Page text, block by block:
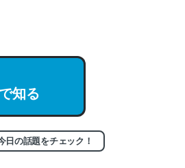
で貴重な良記事。/続編来た
entry/2023/03/27
ての考察（１） - conceptualization
知る
日の話題をチェック！